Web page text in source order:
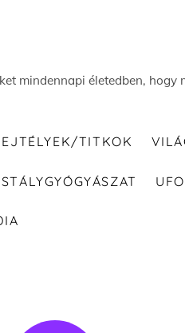
mindennapi életedben, hogy
TITKOK
UFO